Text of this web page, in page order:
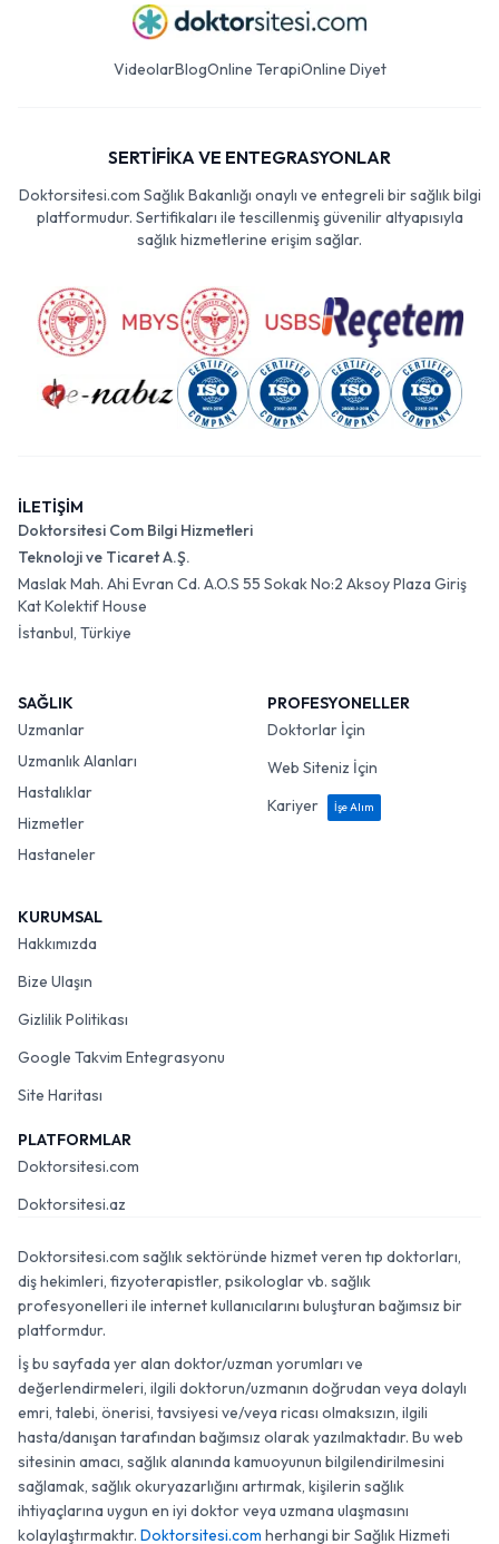
VideolarBlogOnline TerapiOnline Diyet
SERTİFİKA VE ENTEGRASYONLAR
Doktorsitesi.com Sağlık Bakanlığı onaylı ve entegreli bir sağlık bilgi
platformudur. Sertifikaları ile tescillenmiş güvenilir altyapısıyla
sağlık hizmetlerine erişim sağlar.
İLETİŞİM
Doktorsitesi Com Bilgi Hizmetleri
Teknoloji ve Ticaret A.Ş.
Maslak Mah. Ahi Evran Cd. A.O.S 55 Sokak No:2 Aksoy Plaza Giriş
Kat Kolektif House
İstanbul, Türkiye
SAĞLIK
Uzmanlar
Uzmanlık Alanları
Hastalıklar
Hizmetler
Hastaneler
PROFESYONELLER
Doktorlar İçin
Web Siteniz İçin
Kariyer
İşe Alım
KURUMSAL
Hakkımızda
Bize Ulaşın
Gizlilik Politikası
Google Takvim Entegrasyonu
Site Haritası
PLATFORMLAR
Doktorsitesi.com
Doktorsitesi.az
Doktorsitesi.com sağlık sektöründe hizmet veren tıp doktorları,
diş hekimleri, fizyoterapistler, psikologlar vb. sağlık
profesyonelleri ile internet kullanıcılarını buluşturan bağımsız bir
platformdur.
İş bu sayfada yer alan doktor/uzman yorumları ve
değerlendirmeleri, ilgili doktorun/uzmanın doğrudan veya dolaylı
emri, talebi, önerisi, tavsiyesi ve/veya ricası olmaksızın, ilgili
hasta/danışan tarafından bağımsız olarak yazılmaktadır. Bu web
sitesinin amacı, sağlık alanında kamuoyunun bilgilendirilmesini
sağlamak, sağlık okuryazarlığını artırmak, kişilerin sağlık
ihtiyaçlarına uygun en iyi doktor veya uzmana ulaşmasını
kolaylaştırmaktır. Doktorsitesi.com herhangi bir Sağlık Hizmeti